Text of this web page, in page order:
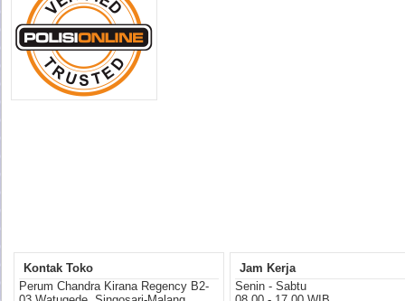
Kontak Toko
Perum Chandra Kirana Regency B2-
Jam Kerja
Senin - Sabtu